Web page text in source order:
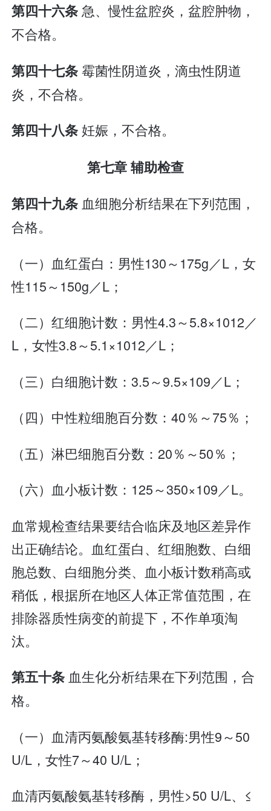
第四十六条急、慢性盆腔炎，盆腔肿物，
不合格。
第四十七条霉菌性阴道炎，滴虫性阴道
炎，不合格。
第四十八条妊娠，不合格。
第七章 辅助检查
第四十九条血细胞分析结果在下列范围，
合格。
（一）血红蛋白：男性130～175g／L，女
性115～150g／L；
（二）红细胞计数：男性4.3～5.8×1012／
L，女性3.8～5.1×1012／L；
（三）白细胞计数：3.5～9.5×109／L；
（四）中性粒细胞百分数：40％～75％；
（五）淋巴细胞百分数：20％～50％；
（六）血小板计数：125～350×109／L。
血常规检查结果要结合临床及地区差异作
出正确结论。血红蛋白、红细胞数、白细
胞总数、白细胞分类、血小板计数稍高或
稍低，根据所在地区人体正常值范围，在
排除器质性病变的前提下，不作单项淘
汰。
第五十条血生化分析结果在下列范围，合
格。
（一）血清丙氨酸氨基转移酶:男性9～50
U/L，女性7～40 U/L；
血清丙氨酸氨基转移酶，男性>50 U/L、≤